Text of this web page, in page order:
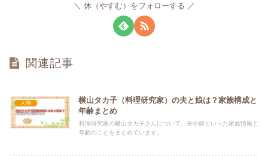
休（やすむ）をフォローする
関連記事
人物
横山タカ子（料理研究家）の夫と娘は？家族構成と
年齢まとめ
料理研究家の横山タカ子さんについて、夫や娘といった家族情報と
年齢のことをまとめています。